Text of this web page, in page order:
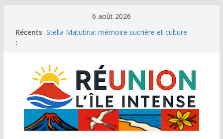
contenu
6 août 2026
Récents
:
Stella Matutina: mémoire sucrière et culture
Une journée de détente à l’Hôtel Iloha à Saint Leu
Le samoussa de La Réunion, emblème de l’île
intense
Le Musée du sel de Saint Leu: site culturel à
découvrir